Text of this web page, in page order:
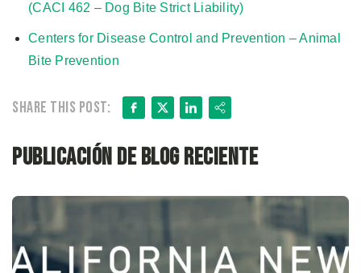
(CACI 462 – Dog Bite Strict Liability)
Centers for Disease Control and Prevention – Animal
Bite Prevention
Share this post: Facebook
X LinkedIn
Share
Publicación de blog reciente